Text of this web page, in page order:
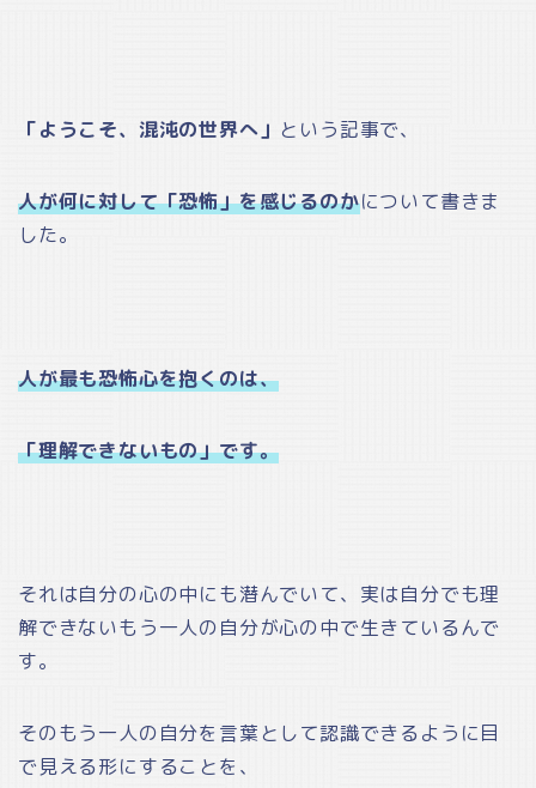
「ようこそ、混沌の世界へ」 という記事で、
人が何に対して「恐怖」を感じるのかについて書きま
した。
人が最も恐怖心を抱くのは、
「理解できないもの」です。
それは自分の心の中にも潜んでいて、実は自分でも理
解できないもう一人の自分が心の中で生きているんで
す。
そのもう一人の自分を言葉として認識できるように目
で見える形にすることを、